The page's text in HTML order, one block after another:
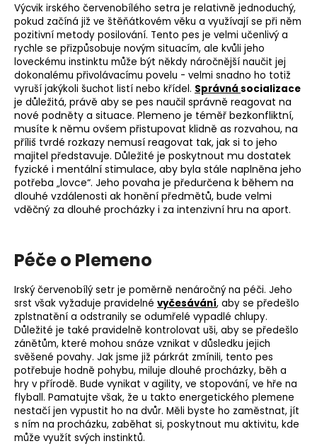
Výcvik irského červenobílého setra je relativně jednoduchý,
pokud začíná již ve štěňátkovém věku a využívají se při něm
pozitivní metody posilování. Tento pes je velmi učenlivý a
rychle se přizpůsobuje novým situacím, ale kvůli jeho
loveckému instinktu může být někdy náročnější naučit jej
dokonalému přivolávacímu povelu - velmi snadno ho totiž
vyruší jakýkoli šuchot listí nebo křídel. Správná socializace
je důležitá, právě aby se pes naučil správně reagovat na
nové podněty a situace. Plemeno je téměř bezkonfliktní,
musíte k němu ovšem přistupovat klidně as rozvahou, na
příliš tvrdé rozkazy nemusí reagovat tak, jak si to jeho
majitel představuje. Důležité je poskytnout mu dostatek
fyzické i mentální stimulace, aby byla stále naplněna jeho
potřeba „lovce“. Jeho povaha je předurčena k během na
dlouhé vzdálenosti ak honění předmětů, bude velmi
vděčný za dlouhé procházky i za intenzivní hru na aport.
Péče o Plemeno
Irský červenobílý setr je poměrně nenáročný na péči. Jeho
srst však vyžaduje pravidelné vyčesávání, aby se předešlo
zplstnatění a odstranily se odumřelé vypadlé chlupy.
Důležité je také pravidelně kontrolovat uši, aby se předešlo
zánětům, které mohou snáze vznikat v důsledku jejich
svěšené povahy. Jak jsme již párkrát zmínili, tento pes
potřebuje hodně pohybu, miluje dlouhé procházky, běh a
hry v přírodě. Bude vynikat vagility, ve stopování, ve hře na
flyball. Pamatujte však, že u takto energetického plemene
nestačí jen vypustit ho na dvůr. Měli byste ho zaměstnat, jít
s ním na procházku, zaběhat si, poskytnout mu aktivitu, kde
může využít svých instinktů.